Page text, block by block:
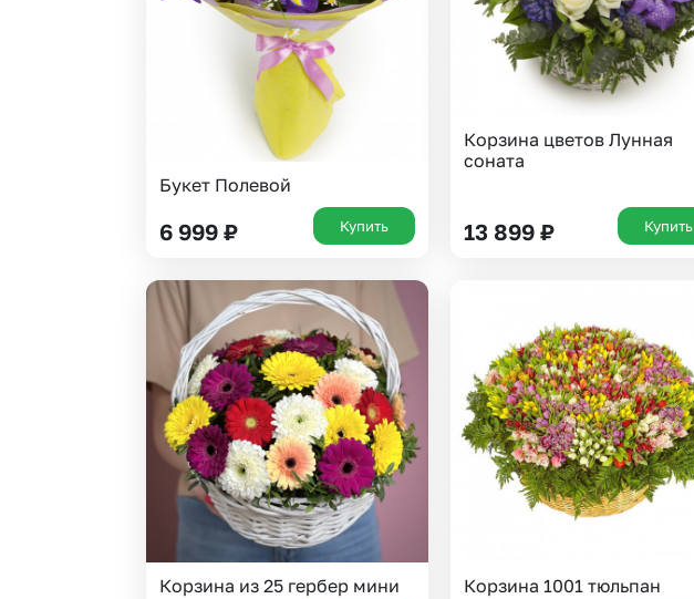
Букет Полевой
6 999 ₽ Купить
Корзина цветов Лунная
соната
13 899 ₽ Купить
Корзина из 25 гербер мини Корзина 1001 тюльпан